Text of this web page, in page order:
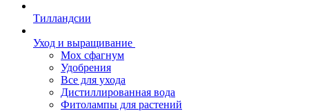
Тилландсии
Уход и выращивание
Мох сфагнум
Удобрения
Все для ухода
Дистиллированная вода
Фитолампы для растений